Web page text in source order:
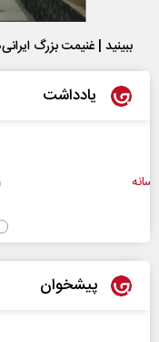
ببینید | غنیمت بزرگ
یادداشت
پیشخوان